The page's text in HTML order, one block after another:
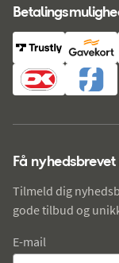
Få
Tilmeld dig
gode tilbud og
E-mail